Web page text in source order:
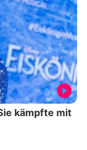
kämpfte mit